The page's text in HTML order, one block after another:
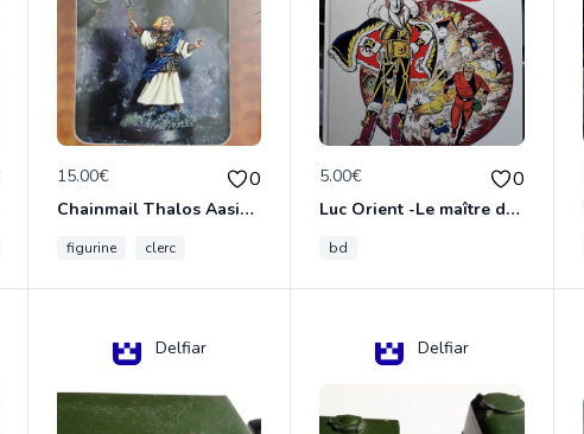
15.00€ 0
Chainmail Thalos Aasimar Cleric
figurine clerc
5.00€ 0
Luc Orient -Le maître de terango
bd
Delfiar Delfiar